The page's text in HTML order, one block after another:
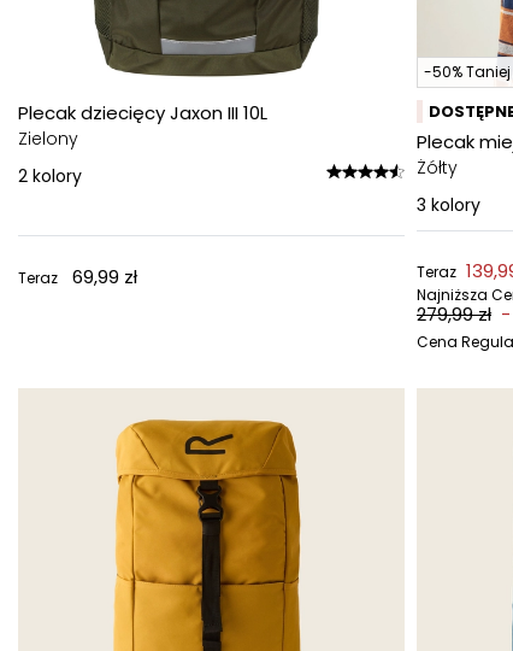
Plecak dziecięcy Jaxon III 10L
Zielony
2 kolory
Teraz 69,99 zł
-50% Taniej
Plecak
Żółty
3 kolory
Teraz
Najniższa
279,99 zł -
Cena